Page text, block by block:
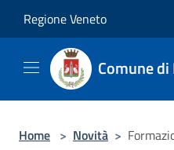
Regione Veneto
Comune
Home > Novità >